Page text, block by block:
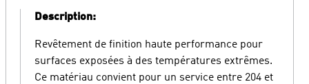
Description:
Revêtement de finition haute performance pour
surfaces exposées à des températures extrêmes.
Ce matériau convient pour un service entre 204 et